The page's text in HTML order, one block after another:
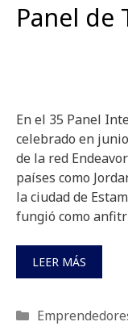
Panel de
En el 35 Panel
celebrado en
de la red
países como
la ciudad de
fungió como
LEER MÁS
Categorías